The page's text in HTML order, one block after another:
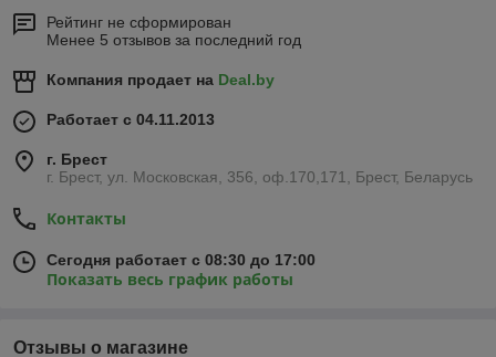
Рейтинг не сформирован
Менее 5 отзывов за последний год
Компания продает на Deal.by
Работает с 04.11.2013
г. Брест
г. Брест, ул. Московская, 356, оф.170,171, Брест, Беларусь
Контакты
Сегодня работает с 08:30 до 17:00
Показать весь график работы
Отзывы о магазине